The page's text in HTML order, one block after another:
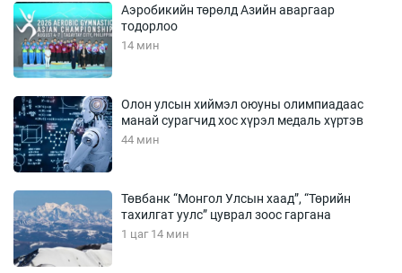
Аэробикийн төрөлд Азийн аваргаар
тодорлоо
14 мин
Олон улсын хиймэл оюуны олимпиадаас
манай сурагчид хос хүрэл медаль хүртэв
44 мин
Төвбанк “Монгол Улсын хаад”, “Төрийн
тахилгат уулс” цуврал зоос гаргана
1 цаг 14 мин